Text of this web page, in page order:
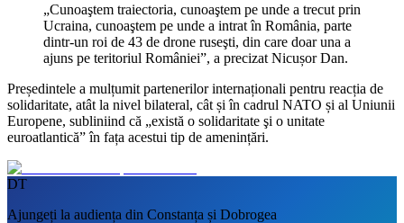
„Cunoaştem traiectoria, cunoaştem pe unde a trecut prin
Ucraina, cunoaştem pe unde a intrat în România, parte
dintr-un roi de 43 de drone ruseşti, din care doar una a
ajuns pe teritoriul României”, a precizat Nicușor Dan.
Președintele a mulțumit partenerilor internaționali pentru reacția de
solidaritate, atât la nivel bilateral, cât și în cadrul NATO și al Uniunii
Europene, subliniind că „există o solidaritate şi o unitate
euroatlantică” în fața acestui tip de amenințări.
DT
Ajungeți la audiența din Constanța și Dobrogea